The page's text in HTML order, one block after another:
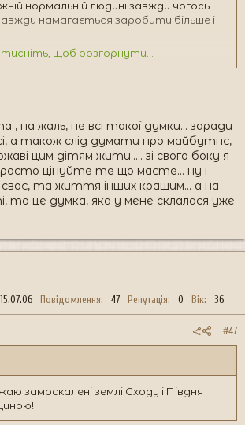
нормальній людині завжди чогось
намагається заробити більше і
на Україні, які того не визнають. а за
щоб розгорнути...
на жаль, не всі такої думки... заради
а також слід думати про майбутнє,
цим дітям жити..... зі свого боку я
цінуйте те що маєте... ну і
своє, та життя інших кращим... а на
то це думка, яка у мене склалася уже
15.07.06 Повідомлення 47 Репутація 0 Вік 36
#47
замоскалені землі Сходу і Півдня